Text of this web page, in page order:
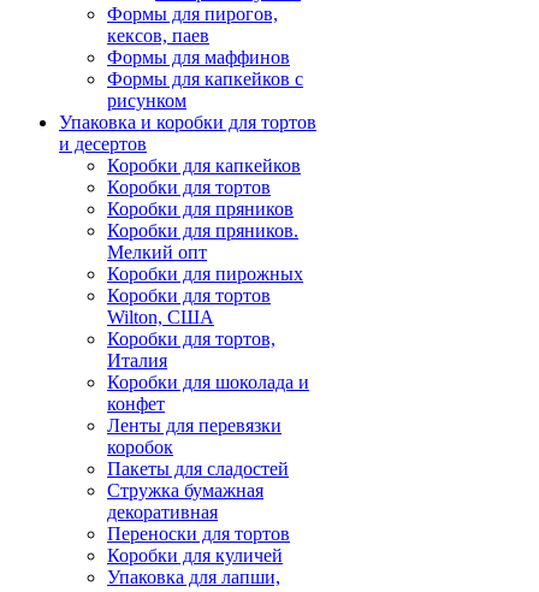
Формы для пирогов,
кексов, паев
Формы для маффинов
Формы для капкейков с
рисунком
Упаковка и коробки для тортов
и десертов
Коробки для капкейков
Коробки для тортов
Коробки для пряников
Коробки для пряников.
Мелкий опт
Коробки для пирожных
Коробки для тортов
Wilton, США
Коробки для тортов,
Италия
Коробки для шоколада и
конфет
Ленты для перевязки
коробок
Пакеты для сладостей
Стружка бумажная
декоративная
Переноски для тортов
Коробки для куличей
Упаковка для лапши,